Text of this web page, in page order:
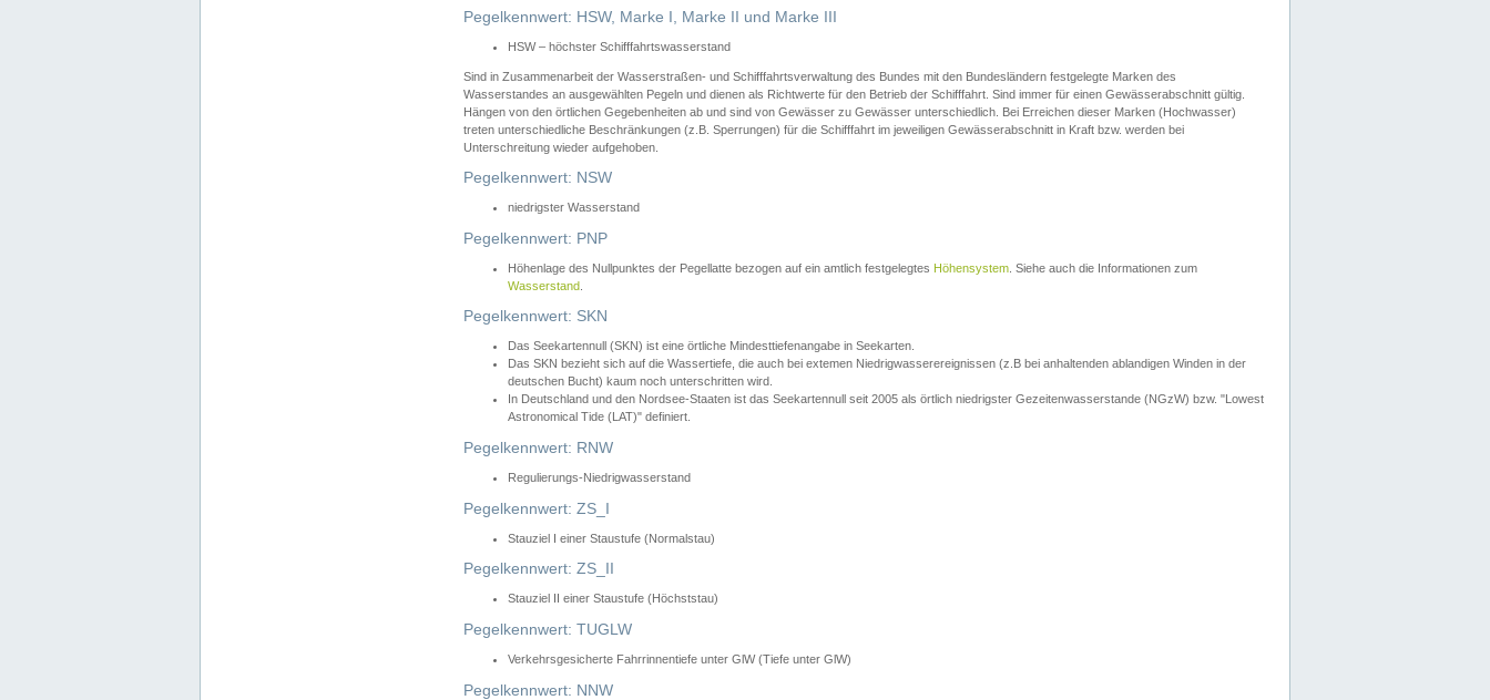
Pegelkennwert: HSW, Marke I, Marke II und Marke III
HSW – höchster Schifffahrtswasserstand
Sind in Zusammenarbeit der Wasserstraßen- und Schifffahrtsverwaltung des Bundes mit den Bundesländern festgelegte Marken des
Wasserstandes an ausgewählten Pegeln und dienen als Richtwerte für den Betrieb der Schifffahrt. Sind immer für einen Gewässerabschnitt gültig.
Hängen von den örtlichen Gegebenheiten ab und sind von Gewässer zu Gewässer unterschiedlich. Bei Erreichen dieser Marken (Hochwasser)
treten unterschiedliche Beschränkungen (z.B. Sperrungen) für die Schifffahrt im jeweiligen Gewässerabschnitt in Kraft bzw. werden bei
Unterschreitung wieder aufgehoben.
Pegelkennwert: NSW
niedrigster Wasserstand
Pegelkennwert: PNP
Höhenlage des Nullpunktes der Pegellatte bezogen auf ein amtlich festgelegtes Höhensystem . Siehe auch die Informationen zum
Wasserstand
Pegelkennwert: SKN
Das Seekartennull (SKN) ist eine örtliche Mindesttiefenangabe in Seekarten.
Das SKN bezieht sich auf die Wassertiefe, die auch bei extemen Niedrigwasserereignissen (z.B bei anhaltenden ablandigen Winden in der
deutschen Bucht) kaum noch unterschritten wird.
In Deutschland und den Nordsee-Staaten ist das Seekartennull seit 2005 als örtlich niedrigster Gezeitenwasserstande (NGzW) bzw. "Lowest
Astronomical Tide (LAT)" definiert.
Pegelkennwert: RNW
Regulierungs-Niedrigwasserstand
Pegelkennwert: ZS_I
Stauziel I einer Staustufe (Normalstau)
Pegelkennwert: ZS_II
Stauziel II einer Staustufe (Höchststau)
Pegelkennwert: TUGLW
Verkehrsgesicherte Fahrrinnentiefe unter GlW (Tiefe unter GlW)
Pegelkennwert: NNW